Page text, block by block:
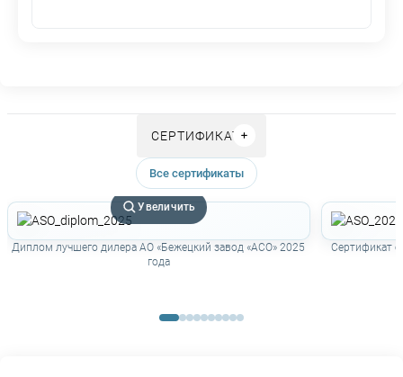
СЕРТИФИКАТЫ
Все сертификаты
Увеличить
Диплом лучшего дилера АО «Бежецкий завод «АСО» 2025
года
Сертификат